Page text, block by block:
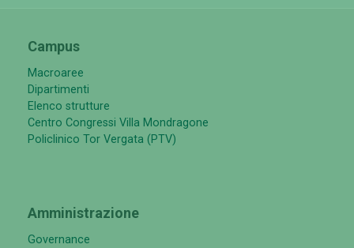
Campus
Macroaree
Dipartimenti
Elenco strutture
Centro Congressi Villa Mondragone
Policlinico Tor Vergata (PTV)
Amministrazione
Governance